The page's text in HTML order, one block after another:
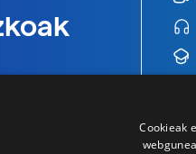
Cookieak